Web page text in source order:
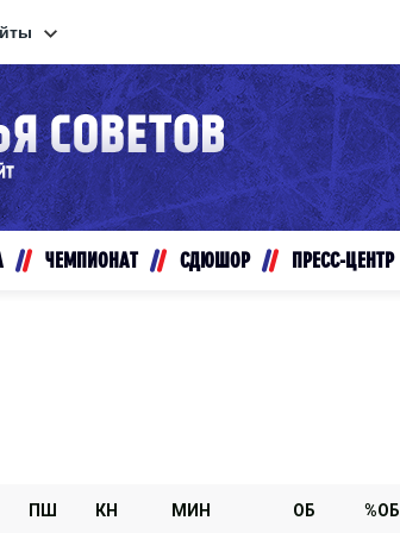
Конференция «Восток»
Дивизион Золотой
Авто
Чайка
Видеотрансляции
Хайлайты
ЧЕМПИОНАТ СДЮШОР ПРЕСС-ЦЕНТР
ПШ КН МИН ОБ %ОБ